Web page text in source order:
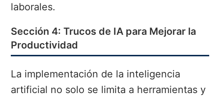
laborales.
Sección 4: Trucos de IA para Mejorar la
Productividad
La implementación de la inteligencia
artificial no solo se limita a herramientas y